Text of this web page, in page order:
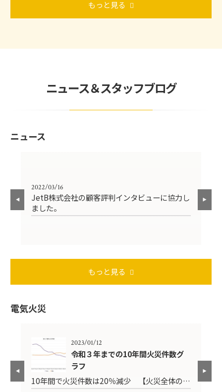
もっと見る
ニュース＆スタッフブログ
ニュース
2022/03/16
JetB株式会社の顧客評判インタビューに協力し
ました。
もっと見る
電気火災
2023/01/12
令和３年までの10年間火災件数グ
ラフ
10年間で火災件数は20％減少 【火災全体の…